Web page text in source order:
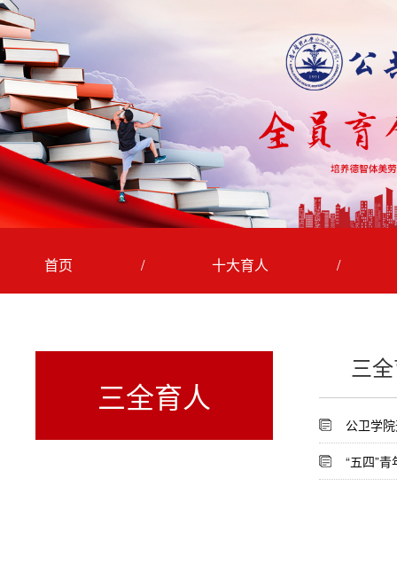
首页 / 十大育人 /
三全育人
三
公卫学
“五四”